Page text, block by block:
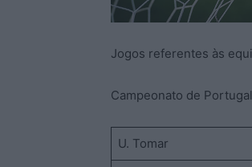
Jogos referentes às
Campeonato de
U. Tomar